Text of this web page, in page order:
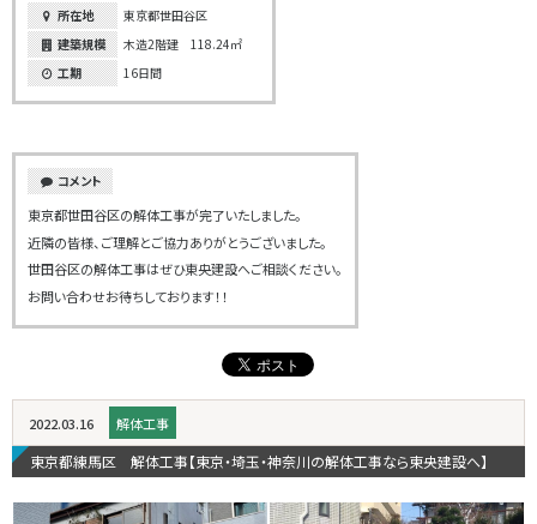
所在地
東京都世田谷区
建築規模
木造2階建 118.24㎡
工期
16日間
コメント
東京都世田谷区の解体工事が完了いたしました。
近隣の皆様、ご理解とご協力ありがとうございました。
世田谷区の解体工事はぜひ東央建設へご相談ください。
お問い合わせお待ちしております！！
2022.03.16 解体工事
東京都練馬区 解体工事【東京・埼玉・神奈川の解体工事なら東央建設へ】